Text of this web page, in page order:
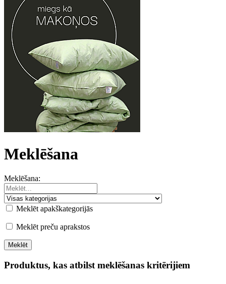
Meklēšana
Meklēšana:
Meklēt apakškategorijās
Meklēt preču aprakstos
Produktus, kas atbilst meklēšanas kritērijiem